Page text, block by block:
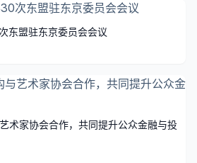
东盟驻东京委员会会议
术家协会合作，共同提升公众金融与投